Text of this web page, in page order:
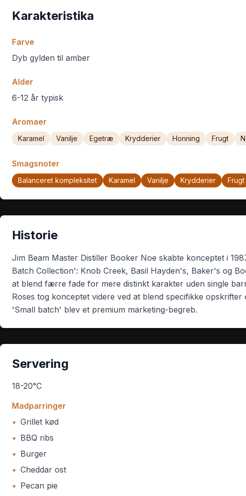
Karakteristika
Farve
Dyb gylden til amber
Alder
6-12 år typisk
Aromaer
Karamel Vanilje Egetræ Krydderier Honning Frugt
Smagsnoter
Balanceret kompleksitet Karamel Vanilje Krydderier Frugt
Historie
Jim Beam Master Distiller Booker Noe skabte konceptet i
Batch Collection': Knob Creek, Basil Hayden's, Baker's og
at blend færre fade for mere distinkt karakter uden single
Roses tog konceptet videre ved at blend specifikke opskrifter
'Small batch' blev et premium marketing-begreb.
Servering
18-20°C
Madparringer
• Grillet kød
• BBQ ribs
• Burger
• Cheddar ost
• Pecan pie